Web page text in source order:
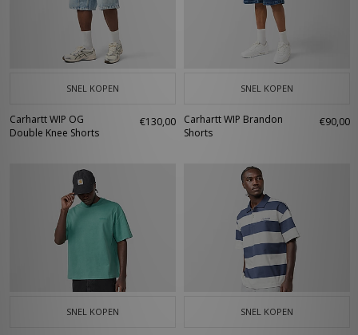
SNEL KOPEN
Carhartt WIP OG
Double Knee Shorts
€130,00
SNEL KOPEN
Carhartt WIP Brandon
Shorts
€90,00
SNEL KOPEN SNEL KOPEN